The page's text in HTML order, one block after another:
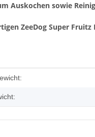
Auskochen sowie
ZeeDog Super Fruitz